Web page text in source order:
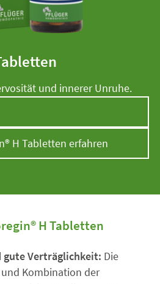
und innerer Unruhe.
H Tabletten erfahren
H Tabletten
gute Verträglichkeit: Die
Kombination der